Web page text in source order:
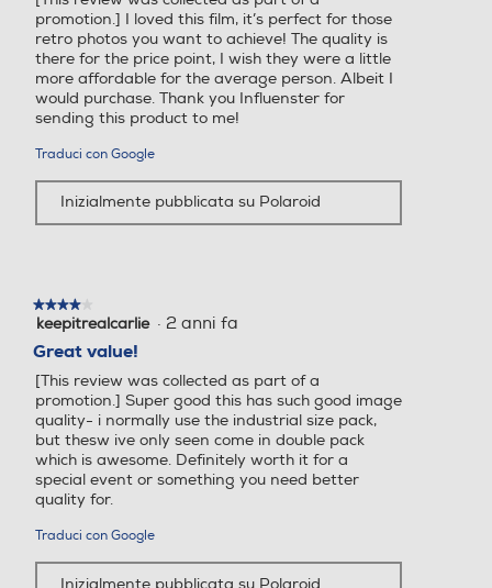
promotion.] I loved this film, it’s perfect for those
retro photos you want to achieve! The quality is
there for the price point, I wish they were a little
more affordable for the average person. Albeit I
would purchase. Thank you Influenster for
sending this product to me!
Traduci con Google
Inizialmente pubblicata su Polaroid
★★★★★
★★★★★
4
stelle.
keepitrealcarlie · 2 anni fa
Great value!
[This review was collected as part of a
promotion.] Super good this has such good image
quality- i normally use the industrial size pack,
but thesw ive only seen come in double pack
which is awesome. Definitely worth it for a
special event or something you need better
quality for.
Traduci con Google
Inizialmente pubblicata su Polaroid